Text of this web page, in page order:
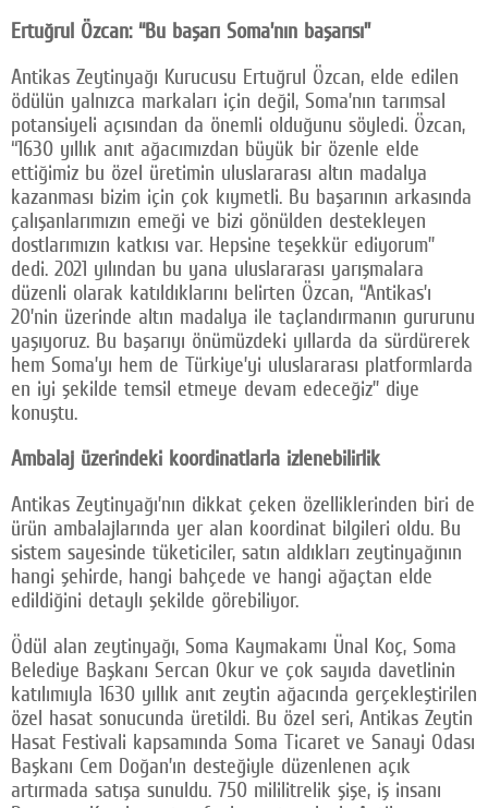
Ertuğrul Özcan: “Bu başarı Soma’nın başarısı”
Antikas Zeytinyağı Kurucusu Ertuğrul Özcan, elde edilen
ödülün yalnızca markaları için değil, Soma’nın tarımsal
potansiyeli açısından da önemli olduğunu söyledi. Özcan,
“1630 yıllık anıt ağacımızdan büyük bir özenle elde
ettiğimiz bu özel üretimin uluslararası altın madalya
kazanması bizim için çok kıymetli. Bu başarının arkasında
çalışanlarımızın emeği ve bizi gönülden destekleyen
dostlarımızın katkısı var. Hepsine teşekkür ediyorum”
dedi. 2021 yılından bu yana uluslararası yarışmalara
düzenli olarak katıldıklarını belirten Özcan, “Antikas’ı
20’nin üzerinde altın madalya ile taçlandırmanın gururunu
yaşıyoruz. Bu başarıyı önümüzdeki yıllarda da sürdürerek
hem Soma’yı hem de Türkiye’yi uluslararası platformlarda
en iyi şekilde temsil etmeye devam edeceğiz” diye
konuştu.
Ambalaj üzerindeki koordinatlarla izlenebilirlik
Antikas Zeytinyağı’nın dikkat çeken özelliklerinden biri de
ürün ambalajlarında yer alan koordinat bilgileri oldu. Bu
sistem sayesinde tüketiciler, satın aldıkları zeytinyağının
hangi şehirde, hangi bahçede ve hangi ağaçtan elde
edildiğini detaylı şekilde görebiliyor.
Ödül alan zeytinyağı, Soma Kaymakamı Ünal Koç, Soma
Belediye Başkanı Sercan Okur ve çok sayıda davetlinin
katılımıyla 1630 yıllık anıt zeytin ağacında gerçekleştirilen
özel hasat sonucunda üretildi. Bu özel seri, Antikas Zeytin
Hasat Festivali kapsamında Soma Ticaret ve Sanayi Odası
Başkanı Cem Doğan’ın desteğiyle düzenlenen açık
artırmada satışa sunuldu. 750 mililitrelik şişe, iş insanı